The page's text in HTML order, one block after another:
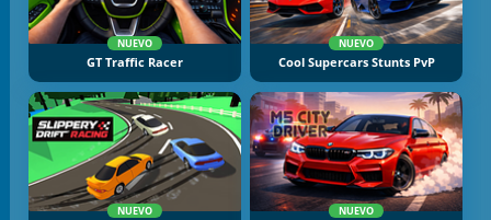
NUEVO
GT Traffic Racer
NUEVO
Cool Supercars Stunts PvP
NUEVO NUEVO